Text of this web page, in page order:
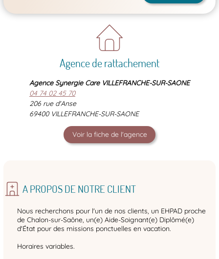
Agence de rattachement
Agence Synergie Care VILLEFRANCHE-SUR-SAONE
04 74 02 45 70
206 rue d'Anse
69400 VILLEFRANCHE-SUR-SAONE
Voir la fiche de l'agence
A PROPOS DE NOTRE CLIENT
Nous recherchons pour l'un de nos clients, un EHPAD proche
de Chalon-sur-Saône, un(e) Aide-Soignant(e) Diplômé(e)
d'État pour des missions ponctuelles en vacation.
Horaires variables.